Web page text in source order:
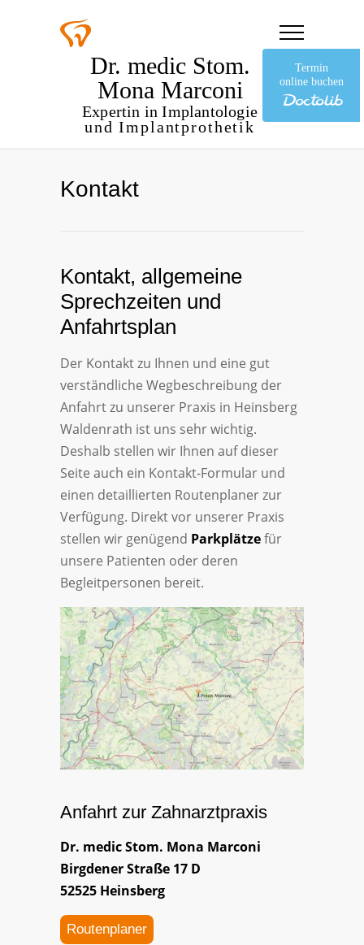
Dr. medic Stom.
Mona Marconi
Expertin in Implantologie
und Implantprothetik
Termin
online buchen
Kontakt
Kontakt, allgemeine
Sprechzeiten und
Anfahrtsplan
Der Kontakt zu Ihnen und eine gut
verständliche Wegbeschreibung der
Anfahrt zu unserer Praxis in Heinsberg
Waldenrath ist uns sehr wichtig.
Deshalb stellen wir Ihnen auf dieser
Seite auch ein Kontakt-Formular und
einen detaillierten Routenplaner zur
Verfügung. Direkt vor unserer Praxis
stellen wir genügend Parkplätzefür
unsere Patienten oder deren
Begleitpersonen bereit.
Anfahrt zur Zahnarztpraxis
Dr. medic Stom. Mona Marconi
Birgdener Straße 17 D
52525 Heinsberg
Routenplaner